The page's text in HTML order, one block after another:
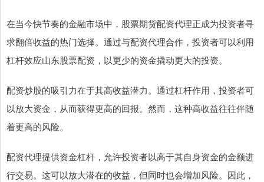
在当今快节奏的金融市场中，股票期货配资代理正成为投资者寻
求翻倍收益的热门选择。通过与配资代理合作，投资者可以利用
杠杆效应山东股票配资，以更少的资金撬动更大的投资。
配资炒股的吸引力在于其高收益潜力。通过杠杆作用，投资者可
以放大资金，从而获得更高的回报。然而，这种高收益往往伴随
着更高的风险。
配资代理提供资金杠杆，允许投资者以高于其自身资金的金额进
行交易。这可以放大潜在的收益，但同时也会增加风险。因此，